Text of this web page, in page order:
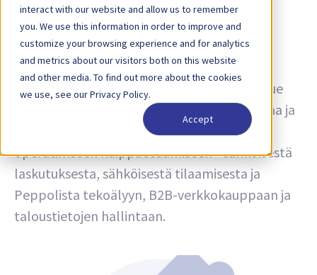
interact with our website and allow us to remember
you. We use this information in order to improve and
customize your browsing experience and for analytics
and metrics about our visitors both on this website
and other media. To find out more about the cookies
we use, see our Privacy Policy.
Accept
Tag:
Näkemyksiä liiketoimista, teknologioista ja
trendeistä sekä uutisia tuotepäivityksistä. Lue
lisää siitä, miten prosesseja voidaan parantaa ja
miten transaktiotietoja voidaan käyttää
operatiiviseen huippuosaamiseen - sähköisestä
laskutuksesta, sähköisestä tilaamisesta ja
Peppolista tekoälyyn, B2B-verkkokauppaan ja
taloustietojen hallintaan.